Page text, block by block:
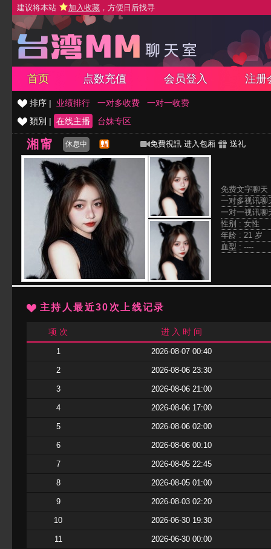
建议将本站 加入收藏 ，方便日后找寻
首页 点数充值 会员登入 注册
排序 | 业绩排行 一对多收费
一对一收费
類別 | 在线主播 台妹专区
湘甯 休息中 免費視訊 进入包厢 送礼
免费文字聊
一对多视讯
一对一视讯
性别 : 女性
年龄 : 21 岁
血型 : ----
主持人最近30次上线记录
项 次 进 入 时 间
1 2026-08-07 00:40
2 2026-08-06 23:30
3 2026-08-06 21:00
4 2026-08-06 17:00
5 2026-08-06 02:00
6 2026-08-06 00:10
7 2026-08-05 22:45
8 2026-08-05 01:00
9 2026-08-03 02:20
10 2026-06-30 19:30
11 2026-06-30 00:00